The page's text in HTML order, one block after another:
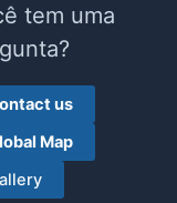
tem uma
us
Map